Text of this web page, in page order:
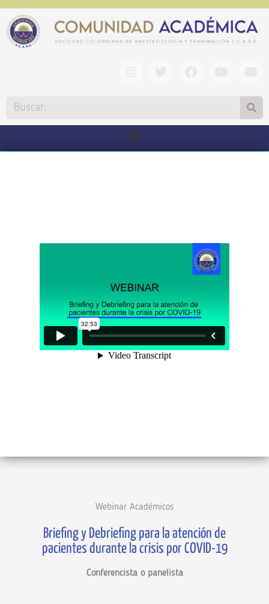
Webinar Académicos
Briefing y Debriefing para la atención de
pacientes durante la crisis por COVID-19
Conferencista o panelista